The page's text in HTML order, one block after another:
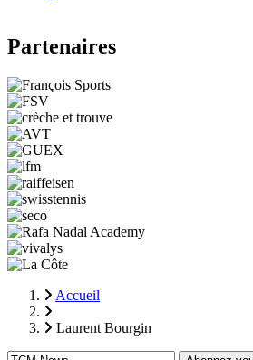
Partenaires
Fil
Accueil
Laurent Bourgin